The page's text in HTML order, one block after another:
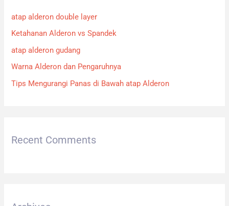
f
o
r
:
atap alderon double layer
Ketahanan Alderon vs Spandek
atap alderon gudang
Warna Alderon dan Pengaruhnya
Tips Mengurangi Panas di Bawah atap Alderon
Recent Comments